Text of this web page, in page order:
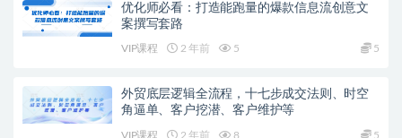
优化师必看：打造能跑量的爆款信息流创意文
案撰写套路
VIP课程 2 年前 5 5
外贸底层逻辑全流程，十七步成交法则、时空
角逼单、客户挖潜、客户维护等
VIP课程 2 年前 8 5